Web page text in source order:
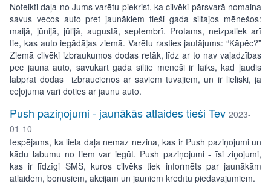
Noteikti daļa no Jums varētu piekrist, ka cilvēki pārsvarā nomaina
savus vecos auto pret jaunākiem tieši gada siltajos mēnešos:
maijā, jūnijā, jūlijā, augustā, septembrī. Protams, neizpaliek arī
tie, kas auto iegādājas ziemā. Varētu rasties jautājums: “Kāpēc?”
Ziemā cilvēki izbraukumos dodas retāk, līdz ar to nav vajadzības
pēc jauna auto, savukārt gada siltie mēneši ir laiks, kad ļaudis
labprāt dodas izbraucienos ar saviem tuvajiem, un ir lieliski, ja
ceļojumā vari doties ar jaunu auto.
Push paziņojumi - jaunākās atlaides tieši Tev 2023-
01-10
Iespējams, ka liela daļa nemaz nezina, kas ir Push paziņojumi un
kādu labumu no tiem var iegūt. Push paziņojumi - īsi ziņojumi,
kas ir līdzīgi SMS, kuros cilvēks tiek informēts par jaunākām
atlaidēm, bonusiem, akcijām un jauniem kredītu piedāvājumiem.